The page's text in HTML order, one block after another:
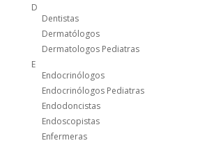
D
Dentistas
Dermatólogos
Dermatologos Pediatras
E
Endocrinólogos
Endocrinólogos Pediatras
Endodoncistas
Endoscopistas
Enfermeras